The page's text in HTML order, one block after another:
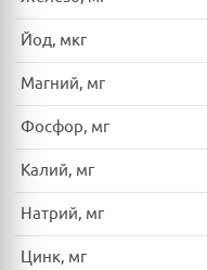
Йод, мкг
Магний, мг
Фосфор, мг
Калий, мг
Натрий, мг
Цинк, мг